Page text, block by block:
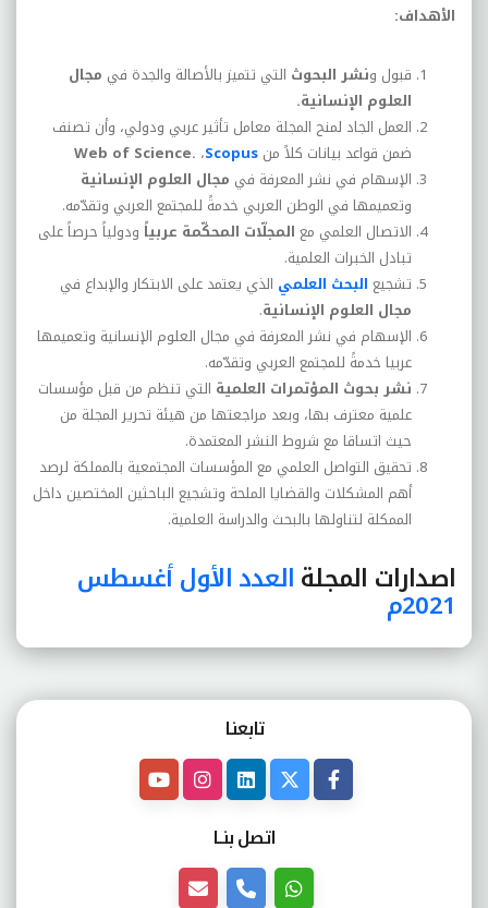
الأهداف:
قبول ونشر البحوث التي تتميز بالأصالة والجدة في مجال
العلوم الإنسانية.
العمل الجاد لمنح المجلة معامل تأثير عربي ودولي، وأن تصنف
ضمن قواعد بيانات كلاً من Scopus، Web of Science.
الإسهام في نشر المعرفة في مجال العلوم الإنسانية
وتعميمها في الوطن العربي خدمةً للمجتمع العربي وتقدّمه.
الاتصال العلمي مع المجلّات المحكّمة عربياً ودولياً حرصاً على
تبادل الخبرات العلمية.
تشجيع البحث العلمي الذي يعتمد على الابتكار والإبداع في
مجال العلوم الإنسانية.
الإسهام في نشر المعرفة في مجال العلوم الإنسانية وتعميمها
عربيا خدمةً للمجتمع العربي وتقدّمه.
نشر بحوث المؤتمرات العلمية التي تنظم من قبل مؤسسات
علمية معترف بها، وبعد مراجعتها من هيئة تحرير المجلة من
حيث اتساقا مع شروط النشر المعتمدة.
تحقيق التواصل العلمي مع المؤسسات المجتمعية بالمملكة لرصد
أهم المشكلات والقضايا الملحة وتشجيع الباحثين المختصين داخل
الممكلة لتناولها بالبحث والدراسة العلمية.
اصدارات المجلةالعدد الأول أغسطس
2021م
تابعنـا
اتصل بنــا